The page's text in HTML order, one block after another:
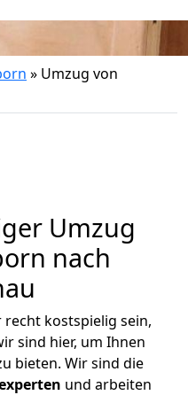
» Umzug von
Umzug
nach
kostspielig sein,
sind hier, um Ihnen
bieten. Wir sind die
und arbeiten